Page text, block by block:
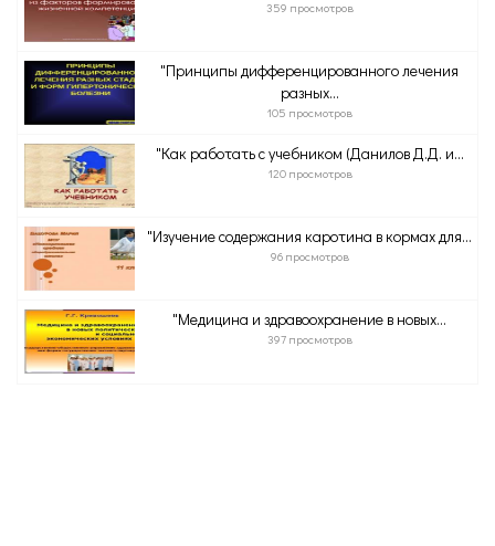
359 просмотров
"Принципы дифференцированного лечения
разных...
105 просмотров
"Как работать с учебником (Данилов Д.Д. и...
120 просмотров
"Изучение содержания каротина в кормах для...
96 просмотров
"Медицина и здравоохранение в новых...
397 просмотров